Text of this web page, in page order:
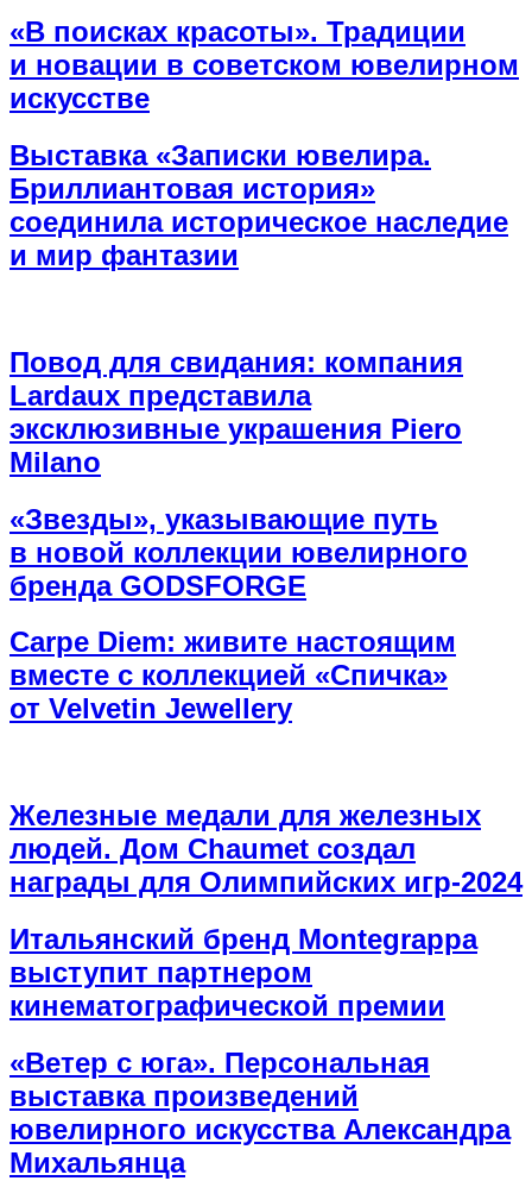
«В поисках красоты». Традиции
и новации в советском ювелирном
искусстве
Выставка «Записки ювелира.
Бриллиантовая история»
соединила историческое наследие
и мир фантазии
Повод для свидания: компания
Lardaux представила
эксклюзивные украшения Piero
Milano
«Звезды», указывающие путь
в новой коллекции ювелирного
бренда GODSFORGE
Carpe Diem: живите настоящим
вместе с коллекцией «Спичка»
от Velvetin Jewellery
Железные медали для железных
людей. Дом Chaumet создал
награды для Олимпийских игр-2024
Итальянский бренд Montegrappa
выступит партнером
кинематографической премии
«Ветер с юга». Персональная
выставка произведений
ювелирного искусства Александра
Михальянца